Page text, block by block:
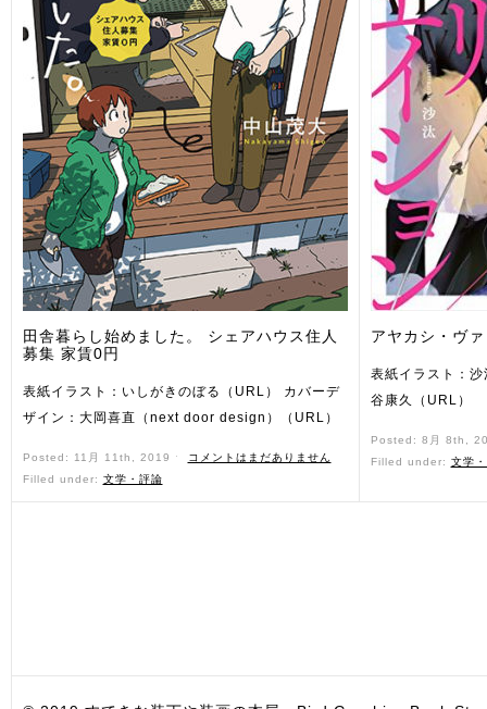
田舎暮らし始めました。 シェアハウス住人
募集 家賃0円
表紙イラスト：いしがきのぼる（URL） カバーデ
ザイン：大岡喜直（next door design）（URL）
Posted: 11月 11th, 2019 ˑ
コメントはまだありません
Filled under: 文学・評論
アヤカシ・ヴ
表紙イラスト：
谷康久（URL）
Posted: 8月 8th,
Filled under: 文学